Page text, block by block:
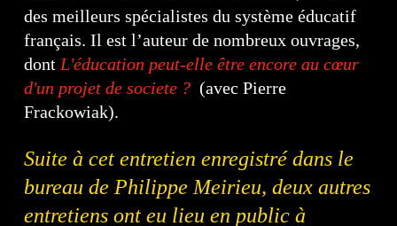
des meilleurs spécialistes du système éducatif
français. Il est l’auteur de nombreux ouvrages,
dont L'éducation peut-elle être encore au cœur
d'un projet de societe ?(avec Pierre
Frackowiak).
Suite à cet entretien enregistré dans le
bureau de Philippe Meirieu, deux autres
entretiens ont eu lieu en public à